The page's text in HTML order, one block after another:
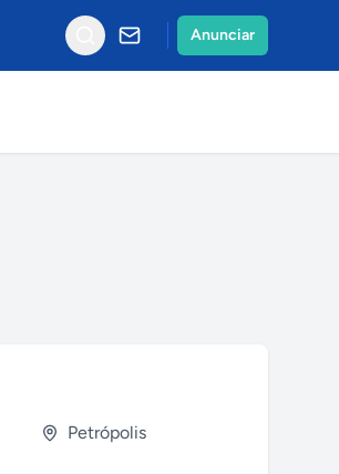
Anunciar
Petrópolis